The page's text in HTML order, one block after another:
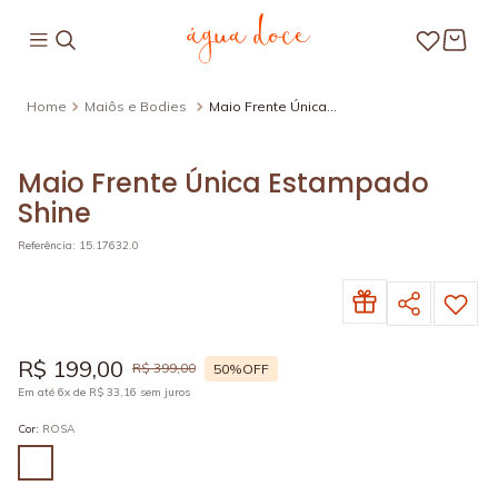
Maiôs e Bodies
Maio Frente Única
Maio Frente Única Estampado
Shine
Referência: 15.17632.0
R$ 199,00 R$ 399,00 50%OFF
Em até 6x de R$ 33,16 sem juros
Cor: ROSA